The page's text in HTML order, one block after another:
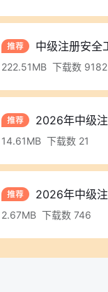
中级注册安全
222.51MB 下载数 9182
2026年中级
14.61MB 下载数 21
2026年中级
2.67MB 下载数 746